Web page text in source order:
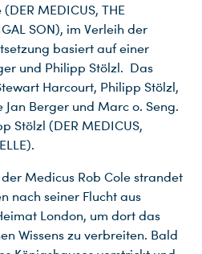
MEDICUS, THE
SON), im Verleih der
basiert auf einer
und Philipp Stölzl. Das
Harcourt, Philipp Stölzl,
Berger und Marc o. Seng.
Stölzl (DER MEDICUS,
Medicus Rob Cole strandet
nach seiner Flucht aus
London, um dort das
Wissens zu verbreiten. Bald